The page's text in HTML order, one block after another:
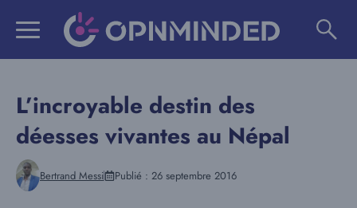
L’incroyable destin des
déesses vivantes au Népal
Bertrand Messi Publié : 26 septembre 2016